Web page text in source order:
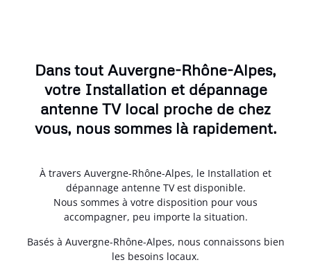
Dans tout Auvergne-Rhône-Alpes,
votre Installation et dépannage
antenne TV local proche de chez
vous, nous sommes là rapidement.
À travers Auvergne-Rhône-Alpes, le Installation et
dépannage antenne TV est disponible.
Nous sommes à votre disposition pour vous
accompagner, peu importe la situation.
Basés à Auvergne-Rhône-Alpes, nous connaissons bien
les besoins locaux.